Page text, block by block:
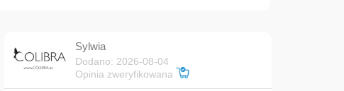
Sylwia
Dodano: 2026-08-04
Opinia zweryfikowana